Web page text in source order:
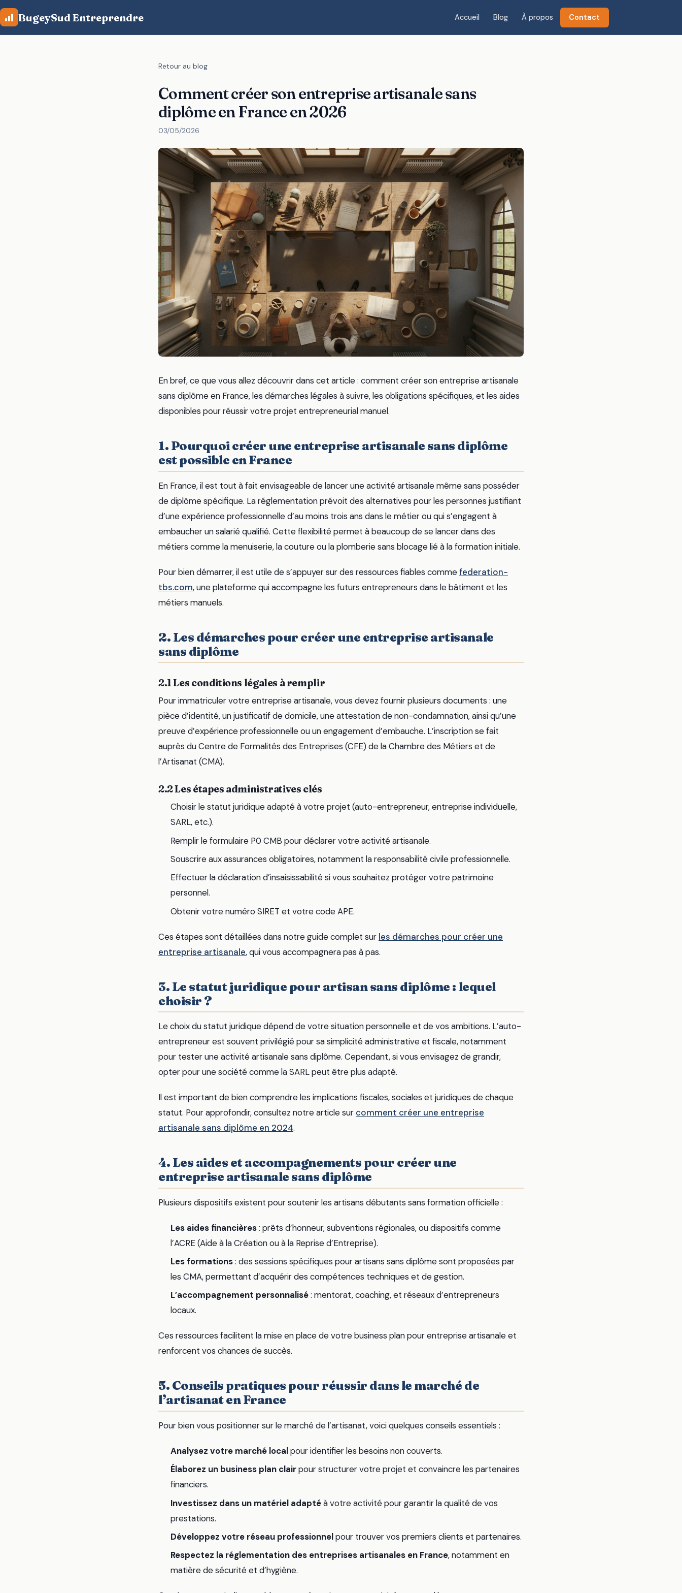
Aller au contenu principal
BugeySud Entreprendre Accueil Blog À propos Contact
Retour au blog
Comment créer son entreprise artisanale sans
diplôme en France en 2026
03/05/2026
En bref, ce que vous allez découvrir dans cet article : comment créer son entreprise artisanale
sans diplôme en France, les démarches légales à suivre, les obligations spécifiques, et les aides
disponibles pour réussir votre projet entrepreneurial manuel.
1. Pourquoi créer une entreprise artisanale sans diplôme
est possible en France
En France, il est tout à fait envisageable de lancer une activité artisanale même sans posséder
de diplôme spécifique. La réglementation prévoit des alternatives pour les personnes justifiant
d’une expérience professionnelle d’au moins trois ans dans le métier ou qui s’engagent à
embaucher un salarié qualifié. Cette flexibilité permet à beaucoup de se lancer dans des
métiers comme la menuiserie, la couture ou la plomberie sans blocage lié à la formation initiale.
Pour bien démarrer, il est utile de s’appuyer sur des ressources fiables commefederation-
tbs.com, une plateforme qui accompagne les futurs entrepreneurs dans le bâtiment et les
métiers manuels.
2. Les démarches pour créer une entreprise artisanale
sans diplôme
2.1 Les conditions légales à remplir
Pour immatriculer votre entreprise artisanale, vous devez fournir plusieurs documents : une
pièce d’identité, un justificatif de domicile, une attestation de non-condamnation, ainsi qu’une
preuve d’expérience professionnelle ou un engagement d’embauche. L’inscription se fait
auprès du Centre de Formalités des Entreprises (CFE) de la Chambre des Métiers et de
l’Artisanat (CMA).
2.2 Les étapes administratives clés
Choisir le statut juridique adapté à votre projet (auto-entrepreneur, entreprise individuelle,
SARL, etc.).
Remplir le formulaire P0 CMB pour déclarer votre activité artisanale.
Souscrire aux assurances obligatoires, notamment la responsabilité civile professionnelle.
Effectuer la déclaration d’insaisissabilité si vous souhaitez protéger votre patrimoine
personnel.
Obtenir votre numéro SIRET et votre code APE.
Ces étapes sont détaillées dans notre guide complet sur les démarches pour créer une
entreprise artisanale, qui vous accompagnera pas à pas.
3. Le statut juridique pour artisan sans diplôme : lequel
choisir ?
Le choix du statut juridique dépend de votre situation personnelle et de vos ambitions. L’auto-
entrepreneur est souvent privilégié pour sa simplicité administrative et fiscale, notamment
pour tester une activité artisanale sans diplôme. Cependant, si vous envisagez de grandir,
opter pour une société comme la SARL peut être plus adapté.
Il est important de bien comprendre les implications fiscales, sociales et juridiques de chaque
statut. Pour approfondir, consultez notre article sur comment créer une entreprise
artisanale sans diplôme en 2024.
4. Les aides et accompagnements pour créer une
entreprise artisanale sans diplôme
Plusieurs dispositifs existent pour soutenir les artisans débutants sans formation officielle :
Les aides financières: prêts d’honneur, subventions régionales, ou dispositifs comme
l’ACRE (Aide à la Création ou à la Reprise d’Entreprise).
Les formations: des sessions spécifiques pour artisans sans diplôme sont proposées par
les CMA, permettant d’acquérir des compétences techniques et de gestion.
L’accompagnement personnalisé: mentorat, coaching, et réseaux d’entrepreneurs
locaux.
Ces ressources facilitent la mise en place de votre business plan pour entreprise artisanale et
renforcent vos chances de succès.
5. Conseils pratiques pour réussir dans le marché de
l’artisanat en France
Pour bien vous positionner sur le marché de l’artisanat, voici quelques conseils essentiels :
Analysez votre marché localpour identifier les besoins non couverts.
Élaborez un business plan clairpour structurer votre projet et convaincre les partenaires
financiers.
Investissez dans un matériel adaptéà votre activité pour garantir la qualité de vos
prestations.
Développez votre réseau professionnelpour trouver vos premiers clients et partenaires.
Respectez la réglementation des entreprises artisanales en France, notamment en
matière de sécurité et d’hygiène.